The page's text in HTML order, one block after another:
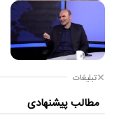
تبلیغات
مطالب پیشنهادی